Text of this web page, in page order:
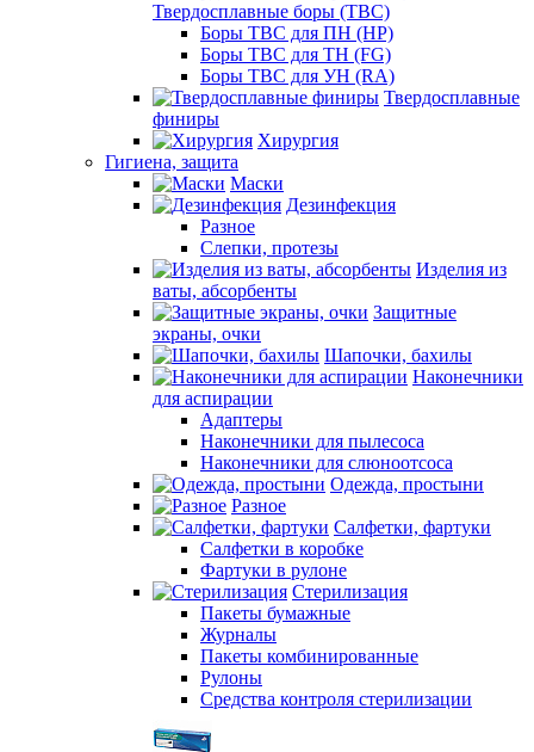
Твердосплавные боры (ТВС)
Боры ТВС для ПН (HP)
Боры ТВС для ТН (FG)
Боры ТВС для УН (RA)
Твердосплавные
финиры
Хирургия
Гигиена, защита
Маски
Дезинфекция
Разное
Слепки, протезы
Изделия из
ваты, абсорбенты
Защитные
экраны, очки
Шапочки, бахилы
Наконечники
для аспирации
Адаптеры
Наконечники для пылесоса
Наконечники для слюноотсоса
Одежда, простыни
Разное
Салфетки, фартуки
Салфетки в коробке
Фартуки в рулоне
Стерилизация
Пакеты бумажные
Журналы
Пакеты комбинированные
Рулоны
Средства контроля стерилизации